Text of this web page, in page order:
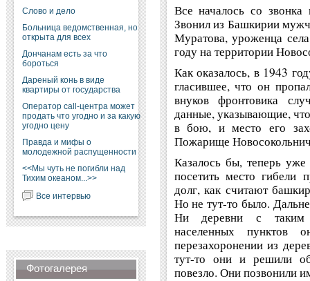
Слово и дело
Больница ведомственная, но
открыта для всех
Дончанам есть за что
бороться
Дареный конь в виде
квартиры от государства
Оператор call-центра может
продать что угодно и за какую
угодно цену
Правда и мифы о
молодежной распущенности
<<Мы чуть не погибли над
Тихим океаном...>>
Все интервью
Фотогалерея
Все началось со
Звонил из Башкирии
Муратова, уроженца
году на территории
Как оказалось, в 1943
гласившее, что он
внуков фронтовика
данные, указывающие,
в бою, и место его
Пожарище
Казалось бы, теперь
посетить место гибели
долг, как считают
Но не тут-то было.
Ни деревни с таким
населенных
перезахоронении из
тут-то они и решили
повезло. Они позвонили